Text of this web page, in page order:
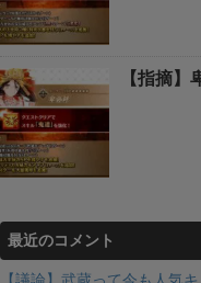
【指摘
最近のコメント